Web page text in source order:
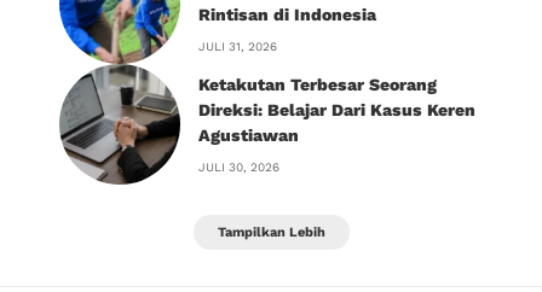
Rintisan di Indonesia
JULI 31, 2026
Ketakutan Terbesar Seorang
Direksi: Belajar Dari Kasus Keren
Agustiawan
JULI 30, 2026
Tampilkan Lebih